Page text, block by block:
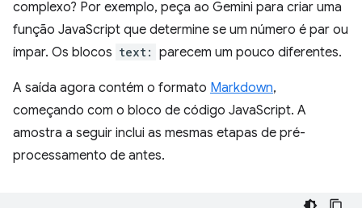
complexo? Por exemplo, peça ao Gemini para criar uma
função JavaScript que determine se um número é par ou
ímpar. Os blocos text: parecem um pouco diferentes.
A saída agora contém o formato Markdown,
começando com o bloco de código JavaScript. A
amostra a seguir inclui as mesmas etapas de pré-
processamento de antes.